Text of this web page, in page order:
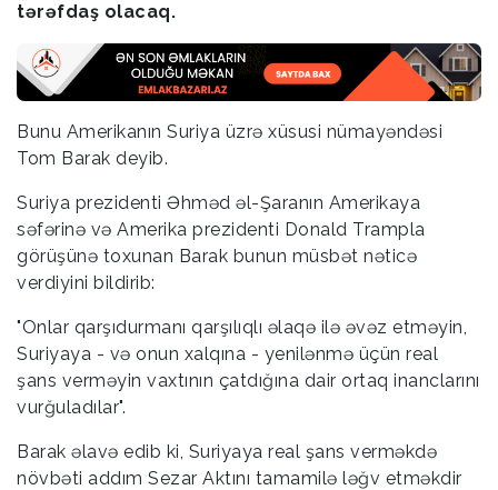
tərəfdaş olacaq.
Bunu Amerikanın Suriya üzrə xüsusi nümayəndəsi
Tom Barak deyib.
Suriya prezidenti Əhməd əl-Şaranın Amerikaya
səfərinə və Amerika prezidenti Donald Trampla
görüşünə toxunan Barak bunun müsbət nəticə
verdiyini bildirib:
"Onlar qarşıdurmanı qarşılıqlı əlaqə ilə əvəz etməyin,
Suriyaya - və onun xalqına - yenilənmə üçün real
şans verməyin vaxtının çatdığına dair ortaq inanclarını
vurğuladılar".
Barak əlavə edib ki, Suriyaya real şans verməkdə
növbəti addım Sezar Aktını tamamilə ləğv etməkdir